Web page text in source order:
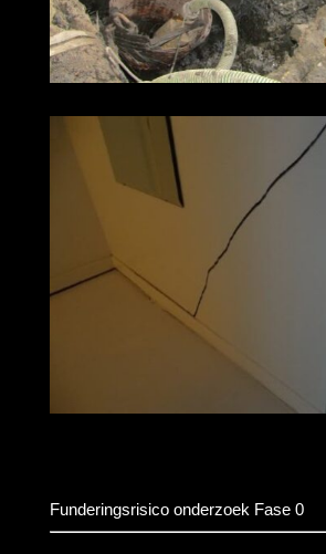
Funderingsrisico onderzoek Fase 0